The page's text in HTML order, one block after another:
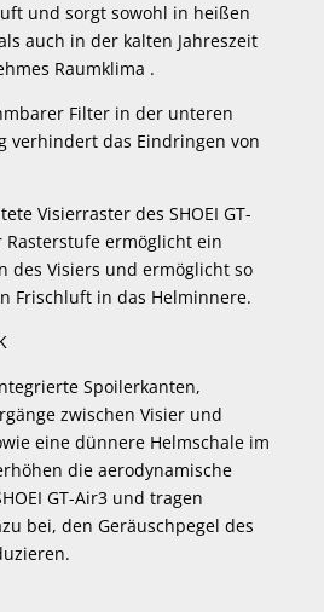
und sorgt sowohl in heißen
auch in der kalten Jahreszeit
Raumklima .
Filter in der unteren
verhindert das Eindringen von
Visierraster des SHOEI GT-
Rasterstufe ermöglicht ein
des Visiers und ermöglicht so
Frischluft in das Helminnere.
Spoilerkanten,
zwischen Visier und
eine dünnere Helmschale im
die aerodynamische
GT-Air3 und tragen
bei, den Geräuschpegel des